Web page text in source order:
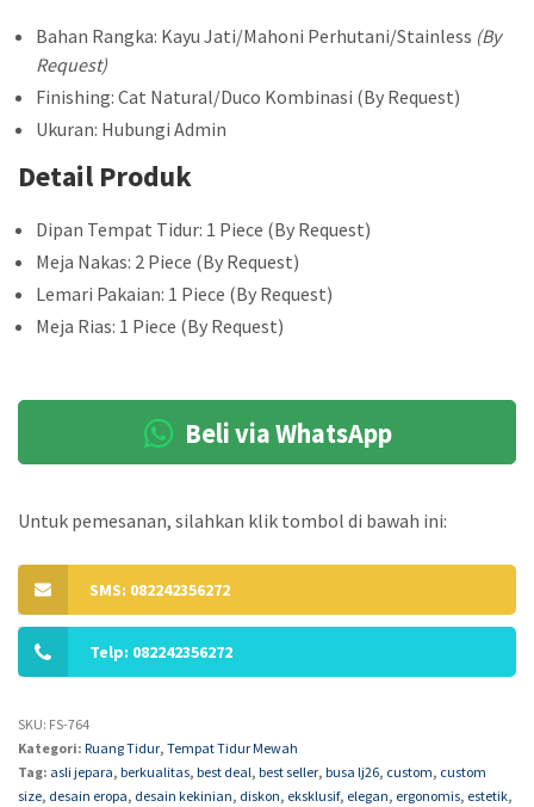
Bahan Rangka: Kayu Jati/Mahoni Perhutani/Stainless (By
Request)
Finishing: Cat Natural/Duco Kombinasi (By Request)
Ukuran: Hubungi Admin
Detail Produk
Dipan Tempat Tidur: 1 Piece (By Request)
Meja Nakas: 2 Piece (By Request)
Lemari Pakaian: 1 Piece (By Request)
Meja Rias: 1 Piece (By Request)
Beli via WhatsApp
Untuk pemesanan, silahkan klik tombol di bawah ini:
SMS: 082242356272
Telp: 082242356272
SKU: FS-764
Kategori: Ruang Tidur, Tempat Tidur Mewah
Tag: asli jepara, berkualitas, best deal, best seller, busa lj26, custom, custom
size, desain eropa, desain kekinian, diskon, eksklusif, elegan, ergonomis, estetik,